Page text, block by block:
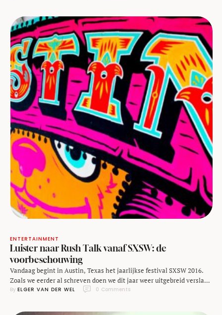
zetten we (vanwege het tijdsverschil) de volgende ochtend voor je …
ENTERTAINMENT
Luister naar Rush Talk vanaf SXSW: de
voorbeschouwing
Vandaag begint in Austin, Texas het jaarlijkse festival SXSW 2016.
Zoals we eerder al schreven doen we dit jaar weer uitgebreid verslag
van alle interessante dingen die daar te zien en te horen zijn op het
we dat doen is via onze podcast Rush Talk. …
By ELGER VAN DER WEL 0 Comments